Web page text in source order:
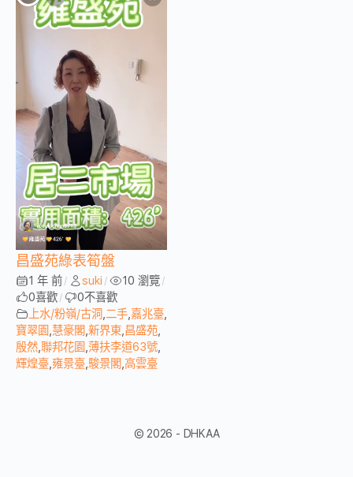
昌盛苑綠表筍盤
1 年 前 / suki / 10 瀏覽 /
0喜歡 / 0不喜歡
上水/粉嶺/古洞 二手 嘉兆臺
寶翠園 慧豪閣 新界東 昌盛苑
殷然 聯邦花園 薄扶李道63號
輝煌臺 雍景臺 駿景閣 高雲臺
© 2026 - DHKAA